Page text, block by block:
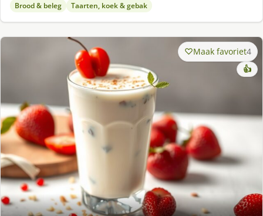
Brood & beleg Taarten, koek & gebak
Maak favoriet4
👍